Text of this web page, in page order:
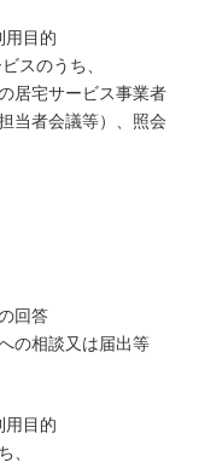
用目的
スのうち、
居宅サービス事業者
当者会議等）、照会
回答
の相談又は届出等
用目的
、